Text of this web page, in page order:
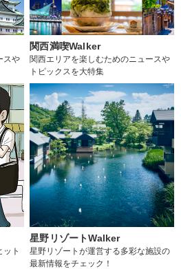
スや
関西満喫Walker
関西エリアを楽しむためのニュースや
トピックスを大特集
ト
星野リゾートWalker
星野リゾートが運営する多彩な施設の
最新情報をチェック！